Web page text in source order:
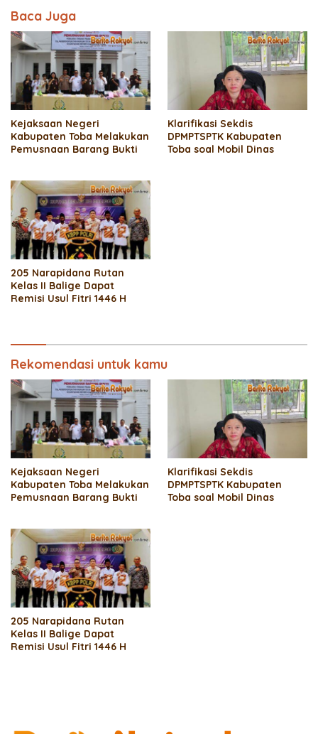
Baca Juga
Kejaksaan Negeri
Kabupaten Toba Melakukan
Pemusnaan Barang Bukti
Klarifikasi Sekdis
DPMPTSPTK Kabupaten
Toba soal Mobil Dinas
205 Narapidana Rutan
Kelas II Balige Dapat
Remisi Usul Fitri 1446 H
Rekomendasi untuk kamu
Kejaksaan Negeri
Kabupaten Toba Melakukan
Pemusnaan Barang Bukti
Klarifikasi Sekdis
DPMPTSPTK Kabupaten
Toba soal Mobil Dinas
205 Narapidana Rutan
Kelas II Balige Dapat
Remisi Usul Fitri 1446 H